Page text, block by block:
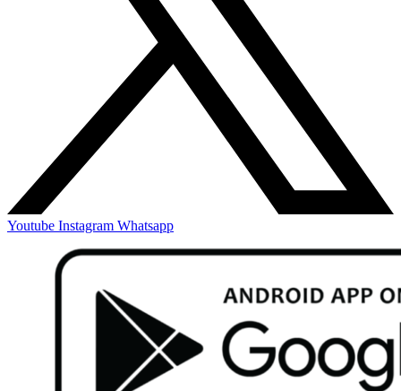
Youtube Instagram Whatsapp